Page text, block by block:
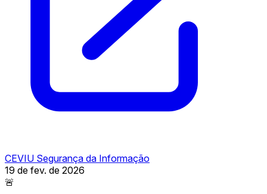
CEVIU Segurança da Informação
19 de fev. de 2026
🚨